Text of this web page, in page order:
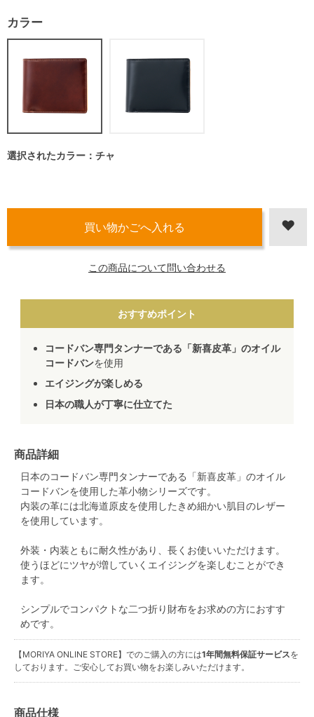
カラー
選択されたカラー：チャ
この商品について問い合わせる
おすすめポイント
コードバン専門タンナーである「新喜皮革」のオイル
コードバンを使用
エイジングが楽しめる
日本の職人が丁寧に仕立てた
商品詳細
日本のコードバン専門タンナーである「新喜皮革」のオイル
コードバンを使用した革小物シリーズです。
内装の革には北海道原皮を使用したきめ細かい肌目のレザー
を使用しています。
外装・内装ともに耐久性があり、長くお使いいただけます。
使うほどにツヤが増していくエイジングを楽しむことができ
ます。
シンプルでコンパクトな二つ折り財布をお求めの方におすす
めです。
【MORIYA ONLINE STORE】でのご購入の方には1年間無料保証サービスを
しております。ご安心してお買い物をお楽しみいただけます。
商品仕様